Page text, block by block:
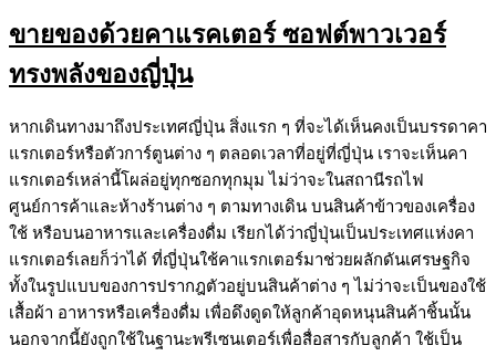
ขายของด้วยคาแรคเตอร์ ซอฟต์พาวเวอร์
ทรงพลังของญี่ปุ่น
หากเดินทางมาถึงประเทศญี่ปุ่น สิ่งแรก ๆ ที่จะได้เห็นคงเป็นบรรดาคา
แรกเตอร์หรือตัวการ์ตูนต่าง ๆ ตลอดเวลาที่อยู่ที่ญี่ปุ่น เราจะเห็นคา
แรกเตอร์เหล่านี้โผล่อยู่ทุกซอกทุกมุม ไม่ว่าจะในสถานีรถไฟ
ศูนย์การค้าและห้างร้านต่าง ๆ ตามทางเดิน บนสินค้าข้าวของเครื่อง
ใช้ หรือบนอาหารและเครื่องดื่ม เรียกได้ว่าญี่ปุ่นเป็นประเทศแห่งคา
แรกเตอร์เลยก็ว่าได้ ที่ญี่ปุ่นใช้คาแรกเตอร์มาช่วยผลักดันเศรษฐกิจ
ทั้งในรูปแบบของการปรากฎตัวอยู่บนสินค้าต่าง ๆ ไม่ว่าจะเป็นของใช้
เสื้อผ้า อาหารหรือเครื่องดื่ม เพื่อดึงดูดให้ลูกค้าอุดหนุนสินค้าชิ้นนั้น
นอกจากนี้ยังถูกใช้ในฐานะพรีเซนเตอร์เพื่อสื่อสารกับลูกค้า ใช้เป็น